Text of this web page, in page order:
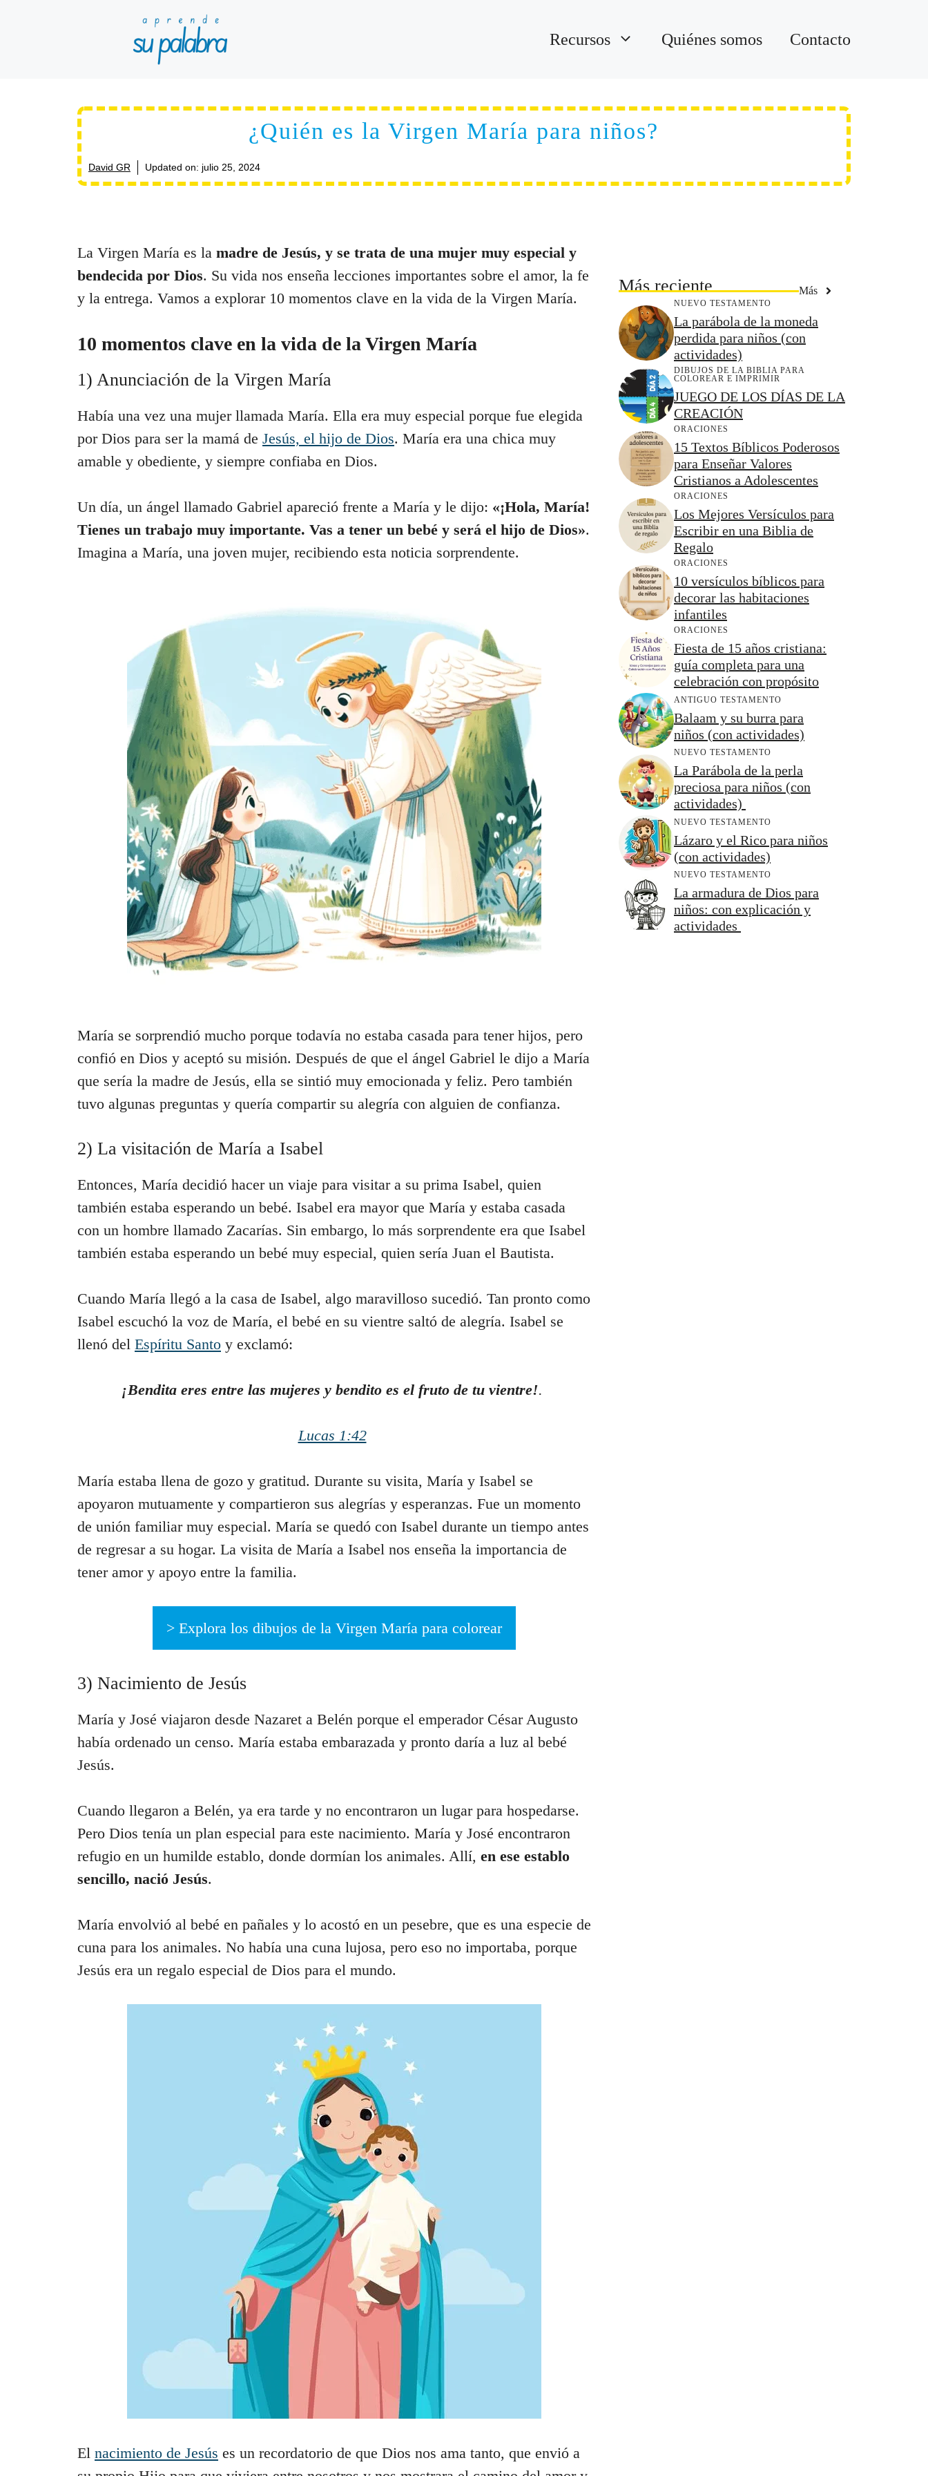
Recursos Quiénes somos Contacto
¿Quién es la Virgen María para niños?
David GR Updated on: julio 25, 2024
La Virgen María es la madre de Jesús, y se trata de una mujer muy especial y
bendecida por Dios. Su vida nos enseña lecciones importantes sobre el amor, la fe
y la entrega. Vamos a explorar 10 momentos clave en la vida de la Virgen María.
10 momentos clave en la vida de la Virgen María
1) Anunciación de la Virgen María
Había una vez una mujer llamada María. Ella era muy especial porque fue elegida
por Dios para ser la mamá de Jesús, el hijo de Dios. María era una chica muy
amable y obediente, y siempre confiaba en Dios.
Un día, un ángel llamado Gabriel apareció frente a María y le dijo: «¡Hola, María!
Tienes un trabajo muy importante. Vas a tener un bebé y será el hijo de Dios».
Imagina a María, una joven mujer, recibiendo esta noticia sorprendente.
María se sorprendió mucho porque todavía no estaba casada para tener hijos, pero
confió en Dios y aceptó su misión. Después de que el ángel Gabriel le dijo a María
que sería la madre de Jesús, ella se sintió muy emocionada y feliz. Pero también
tuvo algunas preguntas y quería compartir su alegría con alguien de confianza.
2) La visitación de María a Isabel
Entonces, María decidió hacer un viaje para visitar a su prima Isabel, quien
también estaba esperando un bebé. Isabel era mayor que María y estaba casada
con un hombre llamado Zacarías. Sin embargo, lo más sorprendente era que Isabel
también estaba esperando un bebé muy especial, quien sería Juan el Bautista.
Cuando María llegó a la casa de Isabel, algo maravilloso sucedió. Tan pronto como
Isabel escuchó la voz de María, el bebé en su vientre saltó de alegría. Isabel se
llenó del Espíritu Santo y exclamó:
¡Bendita eres entre las mujeres y bendito es el fruto de tu vientre!.
Lucas 1:42
María estaba llena de gozo y gratitud. Durante su visita, María y Isabel se
apoyaron mutuamente y compartieron sus alegrías y esperanzas. Fue un momento
de unión familiar muy especial. María se quedó con Isabel durante un tiempo antes
de regresar a su hogar. La visita de María a Isabel nos enseña la importancia de
tener amor y apoyo entre la familia.
> Explora los dibujos de la Virgen María para colorear
3) Nacimiento de Jesús
María y José viajaron desde Nazaret a Belén porque el emperador César Augusto
había ordenado un censo. María estaba embarazada y pronto daría a luz al bebé
Jesús.
Cuando llegaron a Belén, ya era tarde y no encontraron un lugar para hospedarse.
Pero Dios tenía un plan especial para este nacimiento. María y José encontraron
refugio en un humilde establo, donde dormían los animales. Allí, en ese establo
sencillo, nació Jesús.
María envolvió al bebé en pañales y lo acostó en un pesebre, que es una especie de
cuna para los animales. No había una cuna lujosa, pero eso no importaba, porque
Jesús era un regalo especial de Dios para el mundo.
El nacimiento de Jesús es un recordatorio de que Dios nos ama tanto, que envió a
Más reciente Más
NUEVO TESTAMENTO
La parábola de la moneda
perdida para niños (con
actividades)
DIBUJOS DE LA BIBLIA PARA
COLOREAR E IMPRIMIR
JUEGO DE LOS DÍAS DE LA
CREACIÓN
ORACIONES
15 Textos Bíblicos Poderosos
para Enseñar Valores
Cristianos a Adolescentes
ORACIONES
Los Mejores Versículos para
Escribir en una Biblia de
Regalo
ORACIONES
10 versículos bíblicos para
decorar las habitaciones
infantiles
ORACIONES
Fiesta de 15 años cristiana:
guía completa para una
celebración con propósito
ANTIGUO TESTAMENTO
Balaam y su burra para
niños (con actividades)
NUEVO TESTAMENTO
La Parábola de la perla
preciosa para niños (con
actividades)
NUEVO TESTAMENTO
Lázaro y el Rico para niños
(con actividades)
NUEVO TESTAMENTO
La armadura de Dios para
niños: con explicación y
actividades